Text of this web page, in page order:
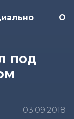
под
03.09.2018